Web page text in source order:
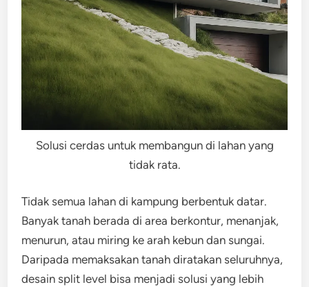
Solusi cerdas untuk membangun di lahan yang
tidak rata.
Tidak semua lahan di kampung berbentuk datar.
Banyak tanah berada di area berkontur, menanjak,
menurun, atau miring ke arah kebun dan sungai.
Daripada memaksakan tanah diratakan seluruhnya,
desain split level bisa menjadi solusi yang lebih